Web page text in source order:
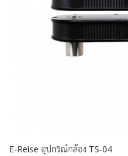
E-Reise อุปกรณ์กล้อง TS-04